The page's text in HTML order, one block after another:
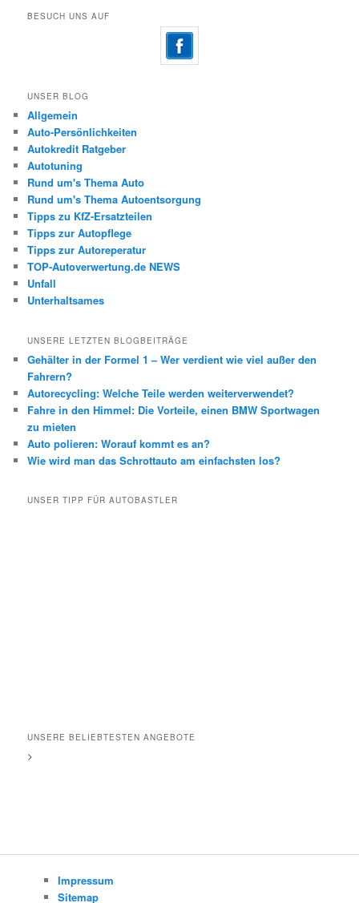
BESUCH UNS AUF
UNSER BLOG
Allgemein
Auto-Persönlichkeiten
Autokredit Ratgeber
Autotuning
Rund um's Thema Auto
Rund um's Thema Autoentsorgung
Tipps zu KfZ-Ersatzteilen
Tipps zur Autopflege
Tipps zur Autoreperatur
TOP-Autoverwertung.de NEWS
Unfall
Unterhaltsames
UNSERE LETZTEN BLOGBEITRÄGE
Gehälter in der Formel 1 – Wer verdient wie viel außer den
Fahrern?
Autorecycling: Welche Teile werden weiterverwendet?
Fahre in den Himmel: Die Vorteile, einen BMW Sportwagen
zu mieten
Auto polieren: Worauf kommt es an?
Wie wird man das Schrottauto am einfachsten los?
UNSER TIPP FÜR AUTOBASTLER
UNSERE BELIEBTESTEN ANGEBOTE
>
Impressum
Sitemap